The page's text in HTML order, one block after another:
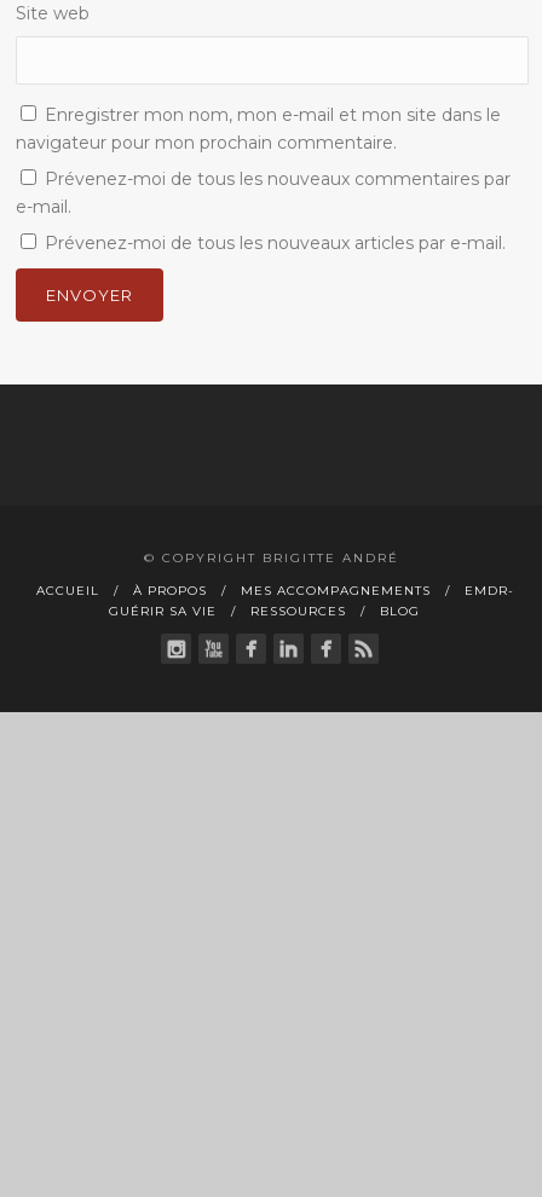
Site web
Enregistrer mon nom, mon e-mail et mon site dans le
navigateur pour mon prochain commentaire.
Prévenez-moi de tous les nouveaux commentaires par
e-mail.
Prévenez-moi de tous les nouveaux articles par e-mail.
© COPYRIGHT BRIGITTE ANDRÉ
ACCUEIL À PROPOS MES ACCOMPAGNEMENTS
EMDR-
GUÉRIR SA VIE
RESSOURCES BLOG